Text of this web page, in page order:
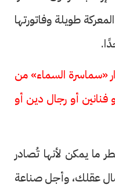
طويلة وفاتورتها
«سماسرة السماء» من
أو رجال دين أو
ما يمكن لأنها تُصادر
عقلك، وأجل صناعة